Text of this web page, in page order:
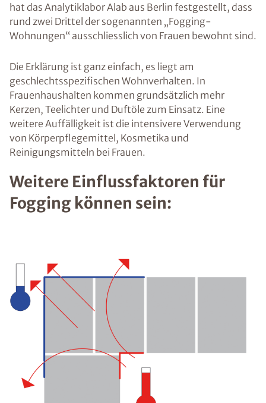
hat das Analytiklabor Alab aus Berlin festgestellt, dass
rund zwei Drittel der sogenannten „Fogging-
Wohnungen“ ausschliesslich von Frauen bewohnt sind.
Die Erklärung ist ganz einfach, es liegt am
geschlechtsspezifischen Wohnverhalten. In
Frauenhaushalten kommen grundsätzlich mehr
Kerzen, Teelichter und Duftöle zum Einsatz. Eine
weitere Auffälligkeit ist die intensivere Verwendung
von Körperpflegemittel, Kosmetika und
Reinigungsmitteln bei Frauen.
Weitere Einflussfaktoren für
Fogging können sein: